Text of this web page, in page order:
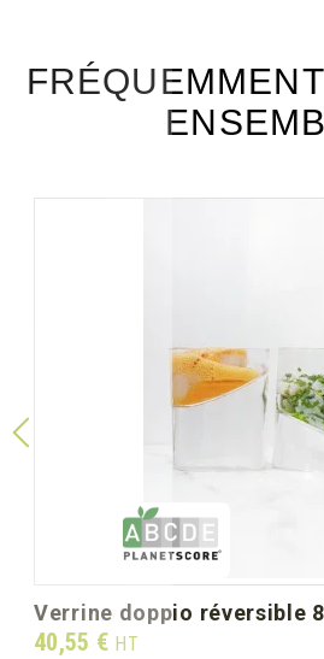
verrine doppio réversible
Prix
40,55 € HT